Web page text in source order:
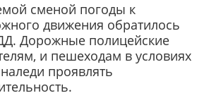
сменой погоды к
движения обратилось
Дорожные полицейские
и пешеходам в условиях
проявлять